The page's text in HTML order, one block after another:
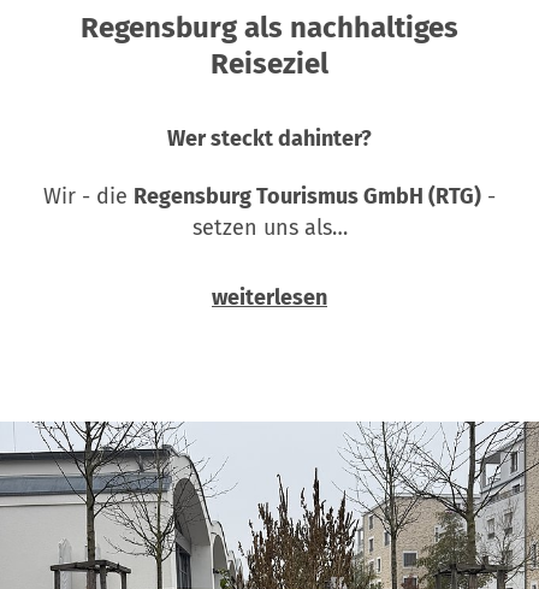
Regensburg als nachhaltiges
Reiseziel
Wer steckt dahinter?
Wir - die Regensburg Tourismus GmbH (RTG) -
setzen uns als…
weiterlesen